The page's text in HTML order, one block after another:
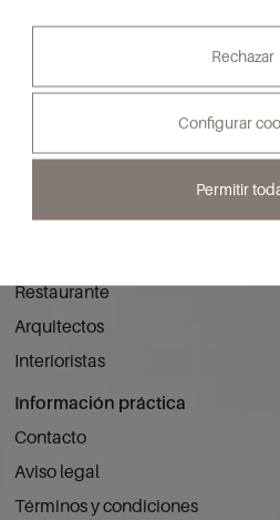
Contract
Restaurante
Arquitectos
Interioristas
Información práctica
Contacto
Aviso legal
Términos y condiciones
Rechazar
Configurar
Permitir